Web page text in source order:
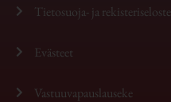
Tietosuoja- ja rekisteriseloste
Evästeet
Vastuuvapauslauseke